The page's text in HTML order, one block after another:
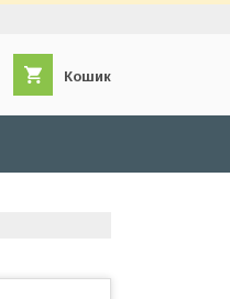
Кошик